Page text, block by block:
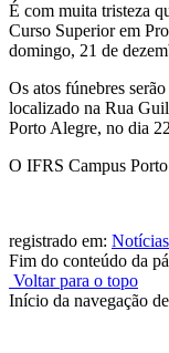
É com muita tristeza
Curso Superior em
domingo, 21 de
Os atos fúnebres
localizado na Rua
Porto Alegre, no dia
O IFRS Campus
registrado em:
Fim do conteúdo da
Voltar para o topo
Início da navegação